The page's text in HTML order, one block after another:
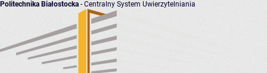
Politechnika Białostocka - Centralny System Uwierzytelniania